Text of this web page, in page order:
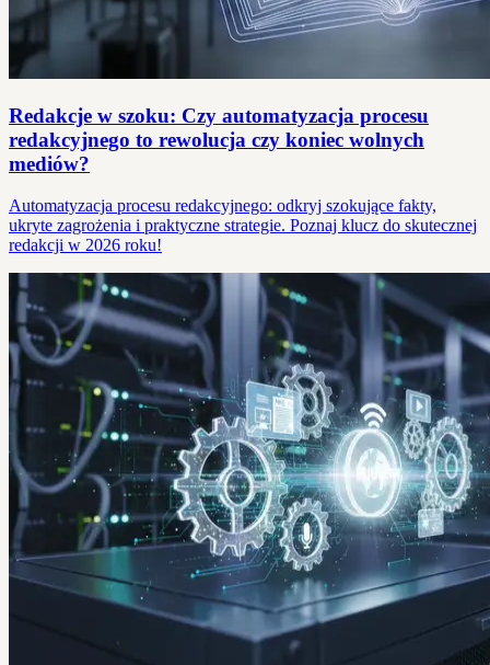
Redakcje w szoku: Czy automatyzacja procesu
redakcyjnego to rewolucja czy koniec wolnych
mediów?
Automatyzacja procesu redakcyjnego: odkryj szokujące fakty,
ukryte zagrożenia i praktyczne strategie. Poznaj klucz do skutecznej
redakcji w 2026 roku!